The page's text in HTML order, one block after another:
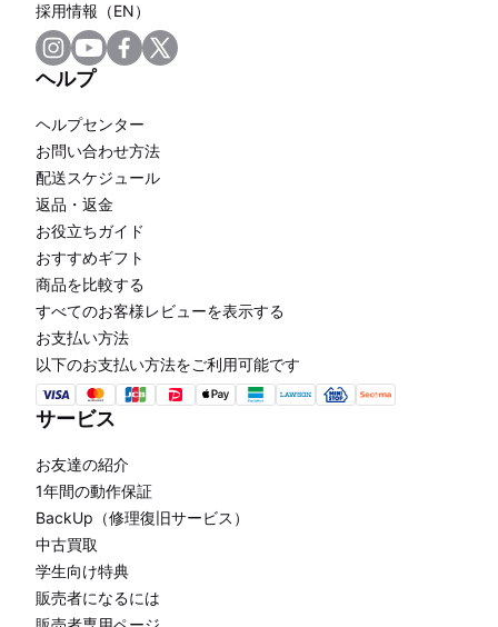
採用情報（EN）
ヘルプ
ヘルプセンター
お問い合わせ方法
配送スケジュール
返品・返金
お役立ちガイド
おすすめギフト
商品を比較する
すべてのお客様レビューを表示する
お支払い方法
以下のお支払い方法をご利用可能です
サービス
お友達の紹介
1年間の動作保証
BackUp（修理復旧サービス）
中古買取
学生向け特典
販売者になるには